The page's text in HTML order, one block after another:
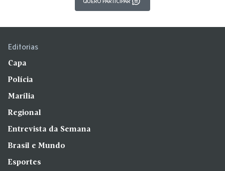
Editorias
Capa
Polícia
Marília
Regional
Entrevista da Semana
Brasil e Mundo
Esportes